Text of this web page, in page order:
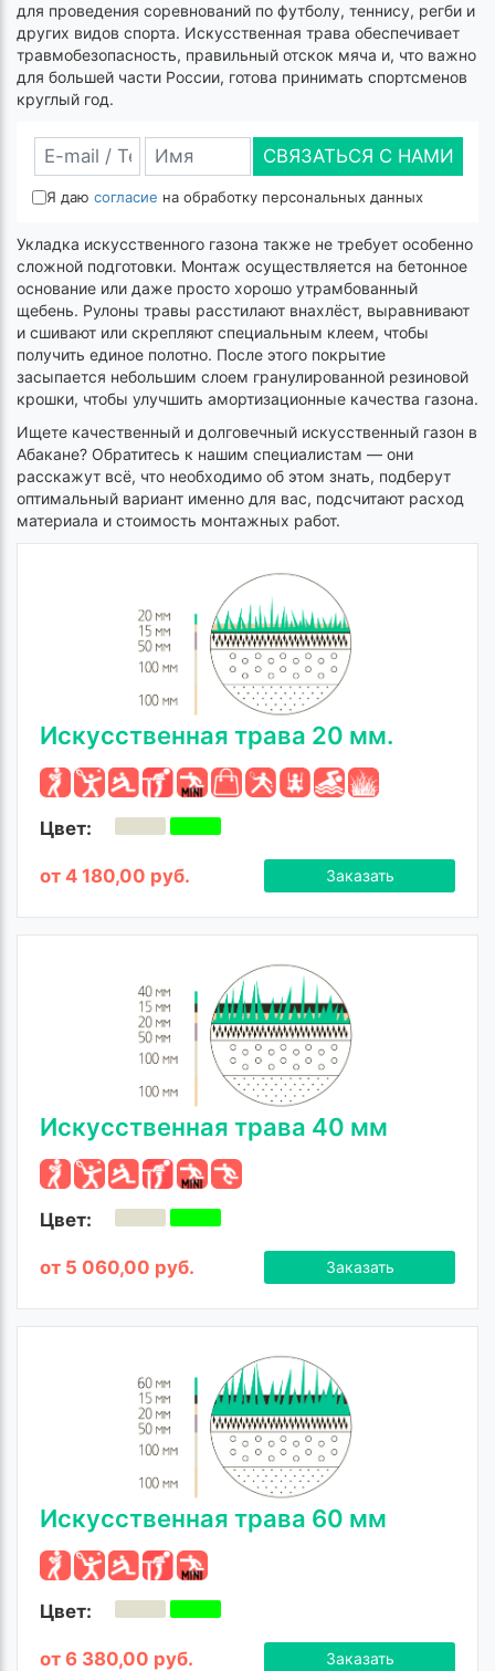
для проведения соревнований по футболу, теннису, регби и
других видов спорта. Искусственная трава обеспечивает
травмобезопасность, правильный отскок мяча и, что важно
для большей части России, готова принимать спортсменов
круглый год.
СВЯЗАТЬСЯ С НАМИ
Я даю согласие на обработку персональных данных
Укладка искусственного газона также не требует особенно
сложной подготовки. Монтаж осуществляется на бетонное
основание или даже просто хорошо утрамбованный
щебень. Рулоны травы расстилают внахлёст, выравнивают
и сшивают или скрепляют специальным клеем, чтобы
получить единое полотно. После этого покрытие
засыпается небольшим слоем гранулированной резиновой
крошки, чтобы улучшить амортизационные качества газона.
Ищете качественный и долговечный искусственный газон в
Абакане? Обратитесь к нашим специалистам — они
расскажут всё, что необходимо об этом знать, подберут
оптимальный вариант именно для вас, подсчитают расход
материала и стоимость монтажных работ.
Искусственная трава 20 мм.
Цвет:
от 4 180,00 руб. Заказать
Искусственная трава 40 мм
Цвет:
от 5 060,00 руб. Заказать
Искусственная трава 60 мм
Цвет:
от 6 380,00 руб. Заказать